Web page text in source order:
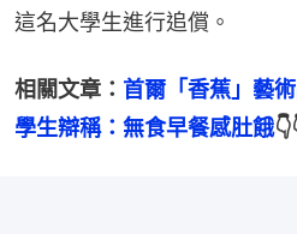
這名大學生進行追償。
相關文章： 首爾「香蕉」藝
學生辯稱：無食早餐感肚餓